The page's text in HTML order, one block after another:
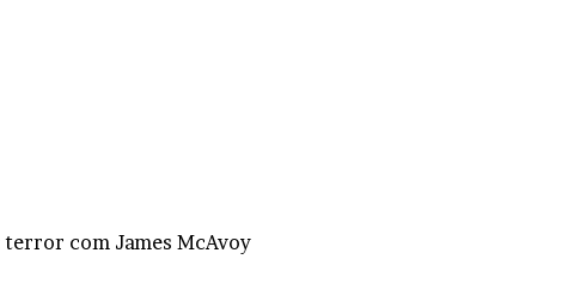
com James McAvoy